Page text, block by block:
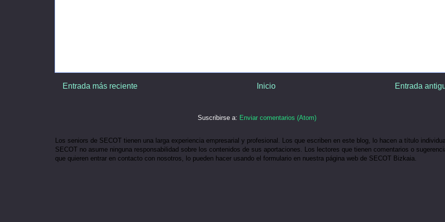
Entrada más reciente Entrada
Inicio
Suscribirse a: Enviar comentarios (Atom)
Los seniors de SECOT tienen una larga experiencia empresarial y profesional. Los que escriben en este blog, lo hacen a título
SECOT no asume ninguna responsabilidad sobre los contenidos de sus aportaciones. Los lectores que tienen comentarios o
que quieren entrar en contacto con nosotros, lo pueden hacer usando el formulario en nuestra página web de SECOT Bizkaia.